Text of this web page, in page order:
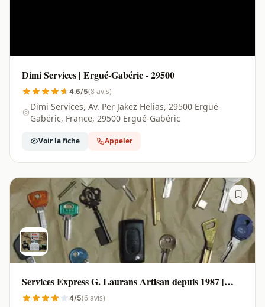
Dimi Services | Ergué-Gabéric - 29500
4.6/5(8 avis)
Dimi Services, Av. Per Jakez Helias, 29500 Ergué-
Gabéric, France, 29500 Ergué-Gabéric
Voir la fiche Appeler
Services Express G. Laurans Artisan depuis 1987 |
Landivisiau - 29400
4/5(6 avis)